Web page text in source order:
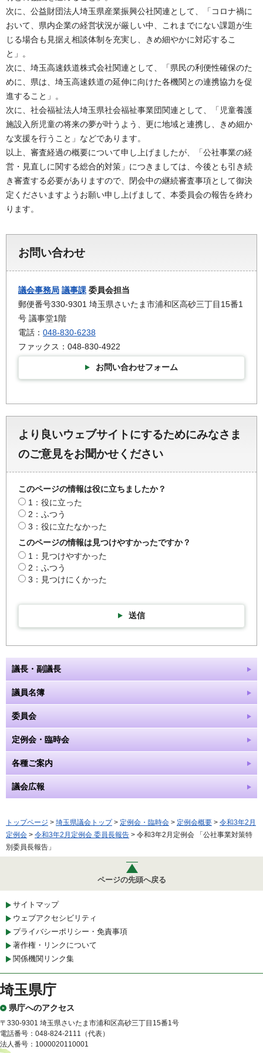
次に、公益財団法人埼玉県産業振興公社関連として、「コロナ禍に
おいて、県内企業の経営状況が厳しい中、これまでにない課題が生
じる場合も見据え相談体制を充実し、きめ細やかに対応するこ
と」。
次に、埼玉高速鉄道株式会社関連として、「県民の利便性確保のた
めに、県は、埼玉高速鉄道の延伸に向けた各機関との連携協力を促
進すること」。
次に、社会福祉法人埼玉県社会福祉事業団関連として、「児童養護
施設入所児童の将来の夢が叶うよう、更に地域と連携し、きめ細か
な支援を行うこと」などであります。
以上、審査経過の概要について申し上げましたが、「公社事業の経
営・見直しに関する総合的対策」につきましては、今後とも引き続
き審査する必要がありますので、閉会中の継続審査事項として御決
定くださいますようお願い申し上げまして、本委員会の報告を終わ
ります。
お問い合わせ
議会事務局 議事課 委員会担当
郵便番号330-9301 埼玉県さいたま市浦和区高砂三丁目15番1
号 議事堂1階
電話： 048-830-6238
ファックス：048-830-4922
お問い合わせフォーム
より良いウェブサイトにするためにみなさま
のご意見をお聞かせください
このページの情報は役に立ちましたか？
1：役に立った
2：ふつう
3：役に立たなかった
このページの情報は見つけやすかったですか？
1：見つけやすかった
2：ふつう
3：見つけにくかった
送信
議長・副議長
議員名簿
委員会
定例会・臨時会
各種ご案内
議会広報
トップページ > 埼玉県議会トップ> 定例会・臨時会 > 定例会概要 > 令和3年2月
定例会 > 令和3年2月定例会 委員長報告 > 令和3年2月定例会 「公社事業対策特
別委員長報告」
ページの先頭へ戻る
サイトマップ
ウェブアクセシビリティ
プライバシーポリシー・免責事項
著作権・リンクについて
関係機関リンク集
埼玉県庁
県庁へのアクセス
〒330-9301 埼玉県さいたま市浦和区高砂三丁目15番1号
電話番号：048-824-2111（代表）
法人番号：1000020110001